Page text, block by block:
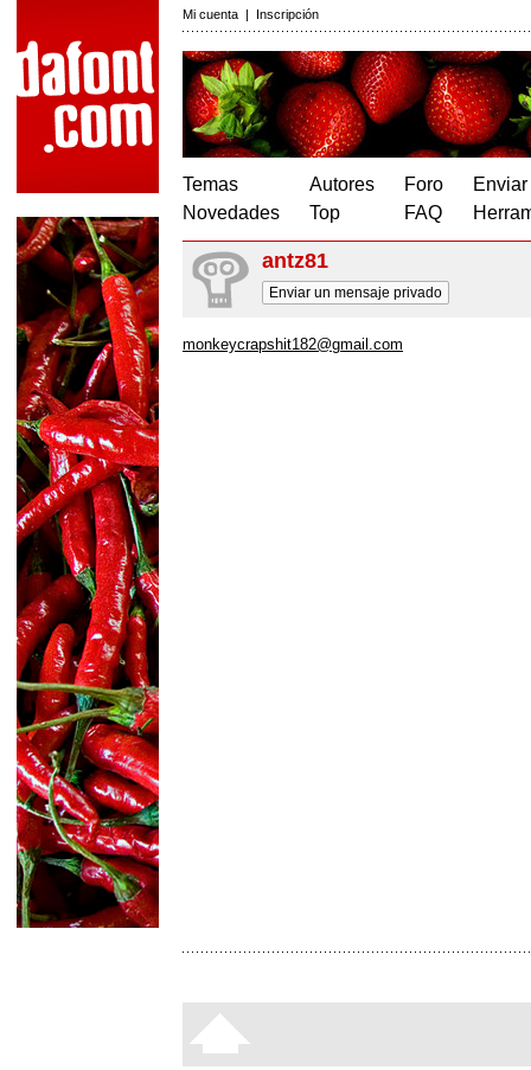
Mi cuenta | Inscripción
Temas
Novedades
Autores
Top
Foro
FAQ
antz81
Enviar un mensaje privado
monkeycrapshit182@gmail.com